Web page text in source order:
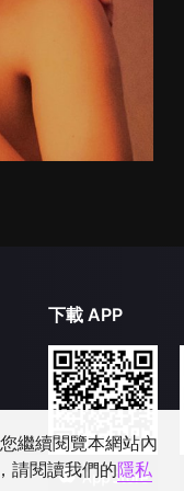
下載 APP
繼續閱覽本網站內
請閱讀我們的隱私